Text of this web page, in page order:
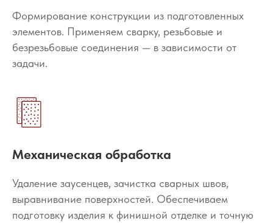
Формирование конструкции из подготовленных
элементов. Применяем сварку, резьбовые и
безрезьбовые соединения — в зависимости от
задачи.
Механическая обработка
Удаление заусенцев, зачистка сварных швов,
выравнивание поверхностей. Обеспечиваем
подготовку изделия к финишной отделке и точную